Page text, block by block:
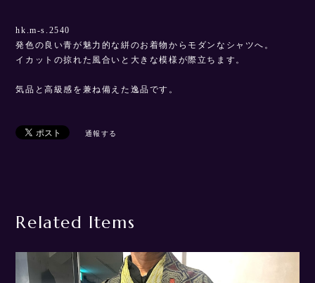
hk.m-s.2540
発色の良い青が魅力的な絣のお着物からモダンなシャツへ。
イカットの掠れた風合いと大きな模様が際立ちます。
気品と高級感を兼ね備えた逸品です。
通報する
Related Items